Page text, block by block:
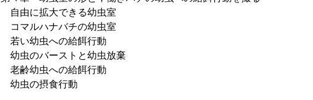
自由に拡大できる幼虫室
コマルハナバチの幼虫室
若い幼虫への給餌行動
幼虫のバーストと幼虫放棄
老齢幼虫への給餌行動
幼虫の摂食行動